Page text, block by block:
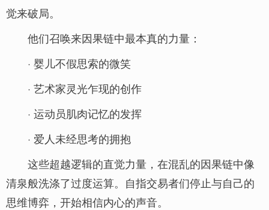
觉来破局。
他们召唤来因果链中最本真的力量：
· 婴儿不假思索的微笑
· 艺术家灵光乍现的创作
· 运动员肌肉记忆的发挥
· 爱人未经思考的拥抱
这些超越逻辑的直觉力量，在混乱的因果链中像
清泉般洗涤了过度运算。自指交易者们停止与自己的
思维博弈，开始相信内心的声音。